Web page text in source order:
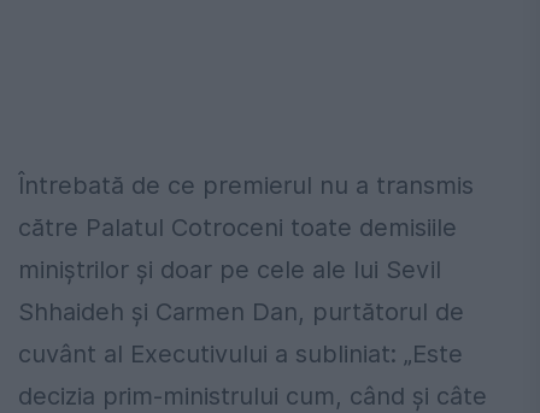
Întrebată de ce premierul nu a transmis
către Palatul Cotroceni toate demisiile
miniştrilor şi doar pe cele ale lui Sevil
Shhaideh şi Carmen Dan, purtătorul de
cuvânt al Executivului a subliniat: „Este
decizia prim-ministrului cum, când şi câte